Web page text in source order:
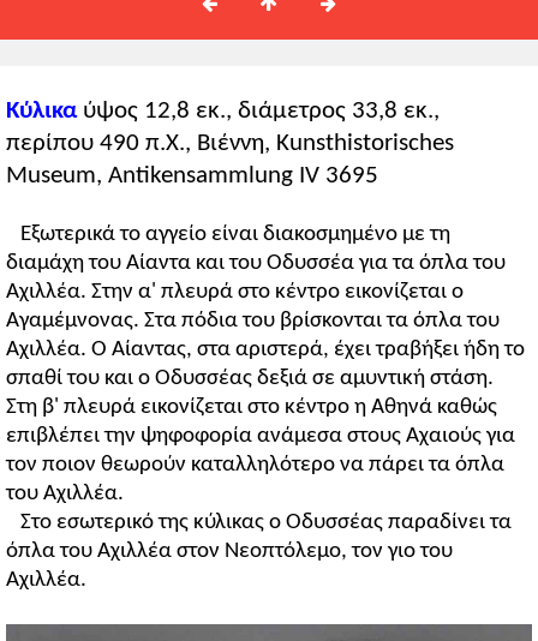
Κύλικαύψος 12,8 εκ., διάμετρος 33,8 εκ.,
περίπου 490 π.Χ., Βιέννη, Kunsthistorisches
Museum, Antikensammlung IV 3695
Εξωτερικά το αγγείο είναι διακοσμημένο με τη
διαμάχη του Αίαντα και του Οδυσσέα για τα όπλα του
Αχιλλέα. Στην α' πλευρά στο κέντρο εικονίζεται ο
Αγαμέμνονας. Στα πόδια του βρίσκονται τα όπλα του
Αχιλλέα. Ο Αίαντας, στα αριστερά, έχει τραβήξει ήδη το
σπαθί του και ο Οδυσσέας δεξιά σε αμυντική στάση.
Στη β' πλευρά εικονίζεται στο κέντρο η Αθηνά καθώς
επιβλέπει την ψηφοφορία ανάμεσα στους Αχαιούς για
τον ποιον θεωρούν καταλληλότερο να πάρει τα όπλα
του Αχιλλέα.
Στο εσωτερικό της κύλικας ο Οδυσσέας παραδίνει τα
όπλα του Αχιλλέα στον Νεοπτόλεμο, τον γιο του
Αχιλλέα.